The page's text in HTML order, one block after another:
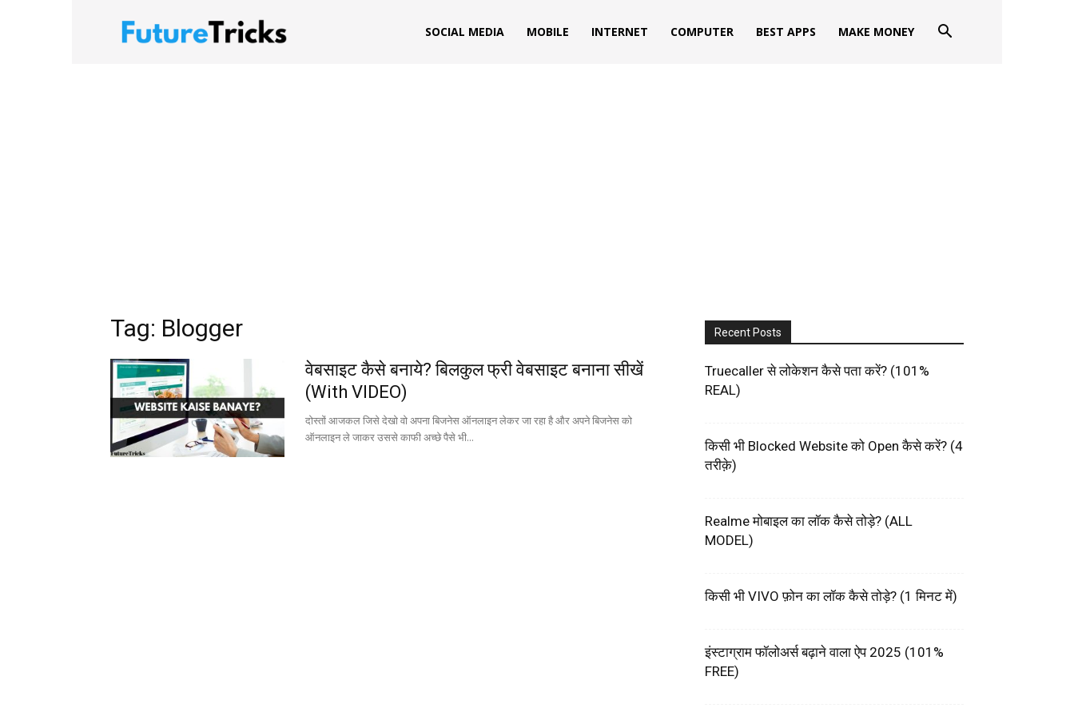
SOCIAL MEDIA MOBILE INTERNET COMPUTER BEST APPS MAKE MONEY
Tag: Blogger
वेबसाइट कैसे बनाये? बिलकुल फ्री वेबसाइट बनाना सीखें
(With VIDEO)
दोस्तों आजकल जिसे देखो वो अपना बिजनेस ऑनलाइन लेकर जा रहा है और अपने बिजनेस को
ऑनलाइन ले जाकर उससे काफी अच्छे पैसे भी...
Recent Posts
Truecaller से लोकेशन कैसे पता करें? (101%
REAL)
किसी भी Blocked Website को Open कैसे करें? (4
तरीक़े)
Realme मोबाइल का लॉक कैसे तोड़े? (ALL
MODEL)
किसी भी VIVO फ़ोन का लॉक कैसे तोड़े? (1 मिनट में)
इंस्टाग्राम फॉलोअर्स बढ़ाने वाला ऐप 2025 (101%
FREE)